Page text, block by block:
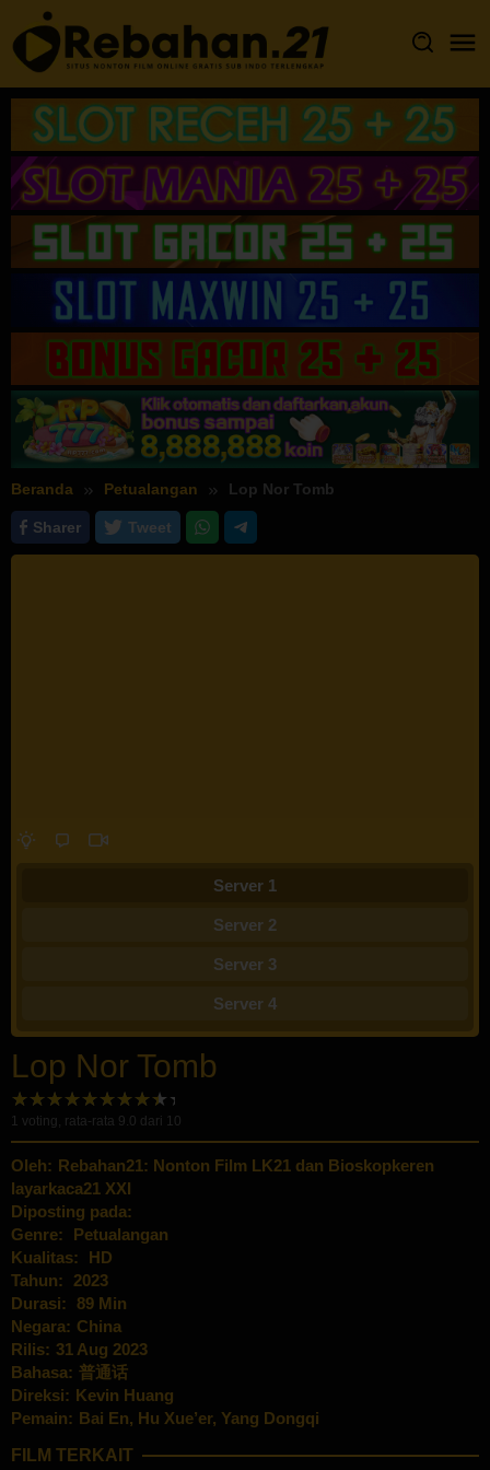
Loncat
ke
konten
Beranda Petualangan Lop Nor Tomb
Sharer Tweet
Server 1
Server 2
Server 3
Server 4
Lop Nor Tomb
1 voting, rata-rata 9.0 dari 10
Oleh: Rebahan21: Nonton Film LK21 dan Bioskopkeren
layarkaca21 XXI
Diposting pada:
Genre:
Petualangan
Kualitas:
HD
Tahun:
2023
Durasi: 89 Min
Negara: China
Rilis: 31 Aug 2023
Bahasa: 普通话
Direksi: Kevin Huang
Pemain: Bai En, Hu Xue’er, Yang Dongqi
FILM TERKAIT